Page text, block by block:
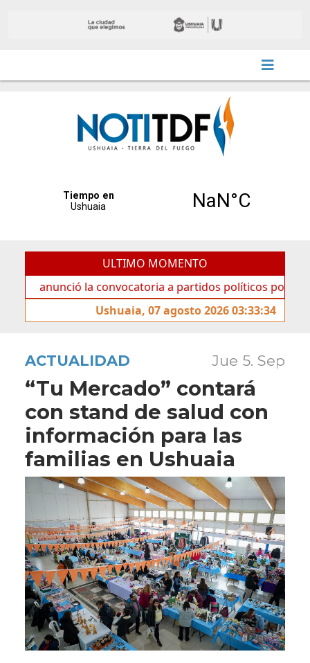
ULTIMO MOMENTO
la convocatoria a partidos políticos por «ficha
Ushuaia, 07 agosto 2026 03:33:34
ACTUALIDAD Jue 5. Sep
“Tu Mercado” contará
con stand de salud con
información para las
familias en Ushuaia